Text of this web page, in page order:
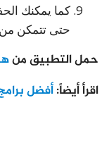
كما يمكنك
حتى تتمكن من
حمل التطبيق من
اقرأ أيضاً:أفضل